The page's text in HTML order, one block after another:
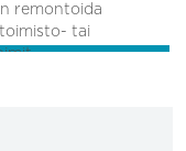
remontoida
tai